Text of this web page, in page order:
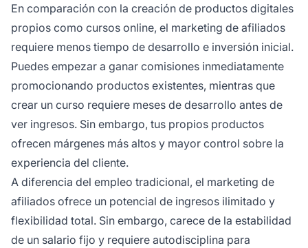
En comparación con la creación de productos digitales
propios como cursos online, el marketing de afiliados
requiere menos tiempo de desarrollo e inversión inicial.
Puedes empezar a ganar comisiones inmediatamente
promocionando productos existentes, mientras que
crear un curso requiere meses de desarrollo antes de
ver ingresos. Sin embargo, tus propios productos
ofrecen márgenes más altos y mayor control sobre la
experiencia del cliente.
A diferencia del empleo tradicional, el marketing de
afiliados ofrece un potencial de ingresos ilimitado y
flexibilidad total. Sin embargo, carece de la estabilidad
de un salario fijo y requiere autodisciplina para